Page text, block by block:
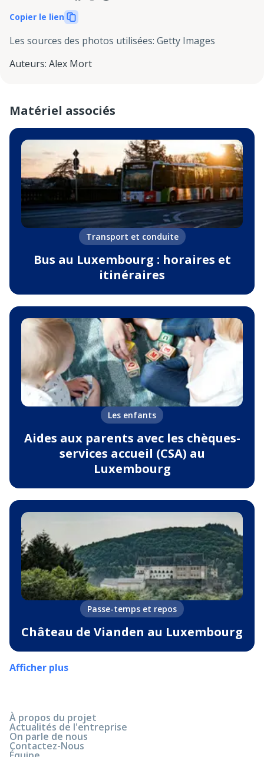
Copier le lien
Les sources des photos utilisées: Getty Images
Auteurs: Alex Mort
Matériel associés
Transport et conduite
Bus au Luxembourg : horaires et
itinéraires
Les enfants
Aides aux parents avec les chèques-
services accueil (CSA) au
Luxembourg
Passe-temps et repos
Château de Vianden au Luxembourg
Afficher plus
À propos du projet
Actualités de l'entreprise
On parle de nous
Contactez-Nous